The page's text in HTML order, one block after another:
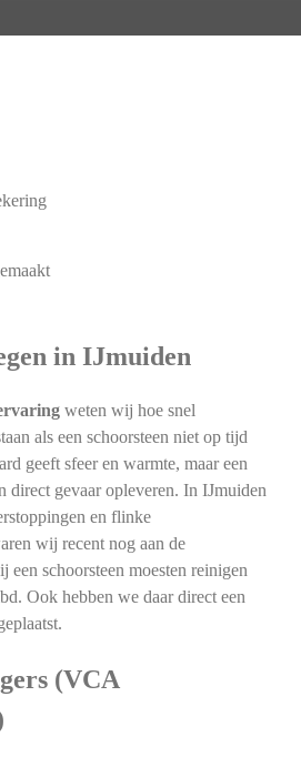
in IJmuiden
weten wij hoe snel
als een schoorsteen niet op tijd
geeft sfeer en warmte, maar een
direct gevaar opleveren. In IJmuiden
en flinke
wij recent nog aan de
een schoorsteen moesten reinigen
Ook hebben we daar direct een
(VCA